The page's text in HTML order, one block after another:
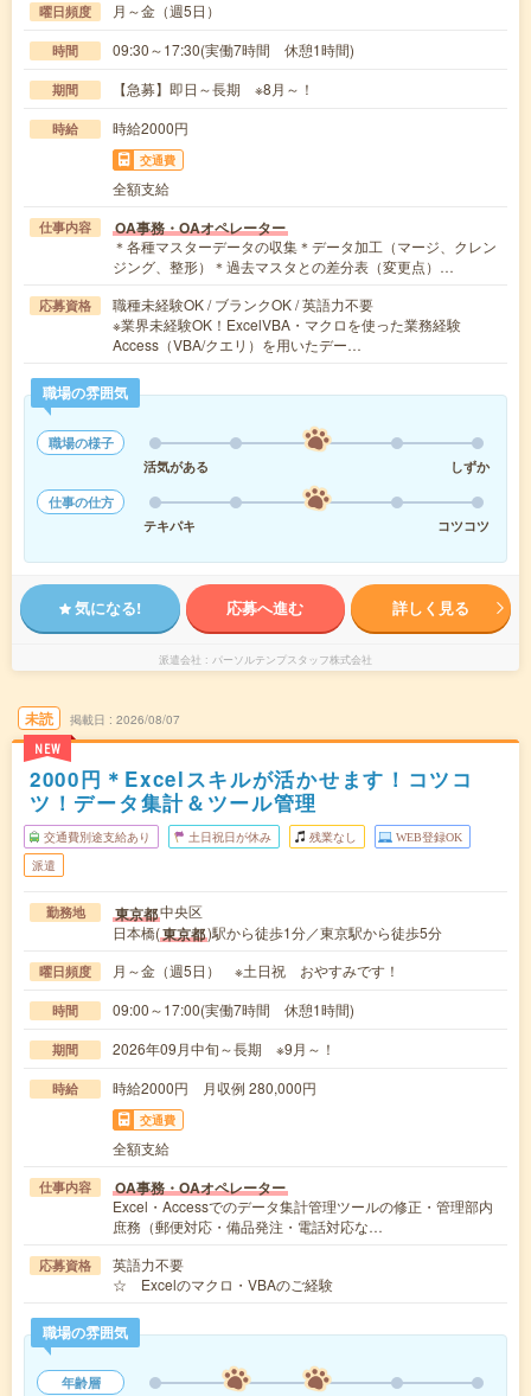
曜日頻度 月～金（週5日）
時間 09:30～17:30(実働7時間 休憩1時間)
期間 【急募】即日～長期 ※8月～！
時給 時給2000円
交通費
全額支給
仕事内容 OA事務・OAオペレーター
＊各種マスターデータの収集＊データ加工（マージ、クレン
ジング、整形）＊過去マスタとの差分表（変更点）…
応募資格
職種未経験OK / ブランクOK / 英語力不要
※業界未経験OK！ExcelVBA・マクロを使った業務経験
Access（VBA/クエリ）を用いたデー…
職場の雰囲気
職場の様子
活気がある
しずか
仕事の仕方
テキパキ
コツコツ
気になる! 応募へ進む 詳しく見る
派遣会社 パーソルテンプスタッフ株式会社
未読
NEW
掲載日 2026/08/07
2000円＊Excelスキルが活かせます！コツコ
ツ！データ集計＆ツール管理
交通費別途支給あり 土日祝日が休み 残業なし WEB登録OK
派遣
勤務地 東京都中央区
日本橋(東京都)駅から徒歩1分／東京駅から徒歩5分
曜日頻度 月～金（週5日） ※土日祝 おやすみです！
時間 09:00～17:00(実働7時間 休憩1時間)
期間 2026年09月中旬～長期 ※9月～！
時給 時給2000円 月収例 280,000円
交通費
全額支給
仕事内容 OA事務・OAオペレーター
Excel・Accessでのデータ集計管理ツールの修正・管理部内
庶務（郵便対応・備品発注・電話対応な…
応募資格
英語力不要
☆ Excelのマクロ・VBAのご経験
職場の雰囲気
年齢層